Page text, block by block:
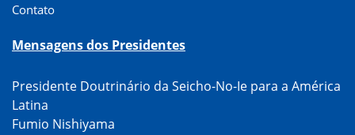
Contato
Mensagens dos Presidentes
Presidente Doutrinário da Seicho-No-Ie para a América
Latina
Fumio Nishiyama